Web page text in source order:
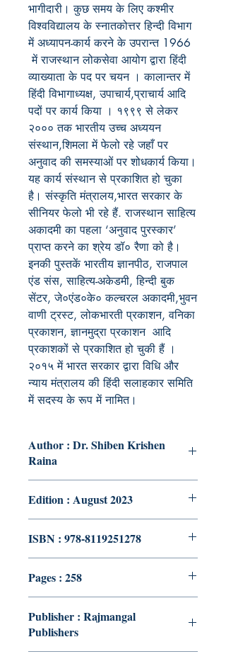
भागीदारी। कुछ समय के लिए कश्मीर
विश्वविद्यालय के स्नातकोत्तर हिन्दी विभाग
में अध्यापन-कार्य करने के उपरान्त1966
में राजस्थान लोकसेवा आयोग द्वारा हिंदी
व्याख्याता के पद पर चयन । कालान्तर में
हिंदी विभागाध्यक्ष,उपाचार्य,प्राचार्य आदि
पदों पर कार्य किया । १९९९ से लेकर
२००० तक भारतीय उच्च अध्ययन
संस्थान,शिमला में फेलो रहे जहाँ पर
अनुवाद की समस्याओं पर शोधकार्य किया।
यह कार्य संस्थान से प्रकाशित हो चुका
है। संस्कृति मंत्रालय,भारत सरकार के
सीनियर फेलो भी रहे हैं. राजस्थान साहित्य
अकादमी का पहला ‘अनुवाद पुरस्कार’
प्राप्त करने का श्रेय डॉ० रैणा को है।
इनकी पुस्तकें भारतीय ज्ञानपीठ,राजपाल
एंड संस,साहित्य-अकेडमी,हिन्दी बुक
सेंटर,जे०एंड०के० कल्चरल अकादमी,भुवन
वाणी ट्रस्ट,लोकभारती प्रकाशन,वनिका
प्रकाशन,ज्ञानमुद्रा प्रकाशन आदि
प्रकाशकों से प्रकाशित हो चुकी हैं ।
२०१५ में भारत सरकार द्वारा विधि और
न्याय मंत्रालय की हिंदी सलाहकार समिति
में सदस्य के रूप में नामित।
Author : Dr. Shiben Krishen
Raina
Edition : August 2023
ISBN : 978-8119251278
Pages : 258
Publisher : Rajmangal
Publishers